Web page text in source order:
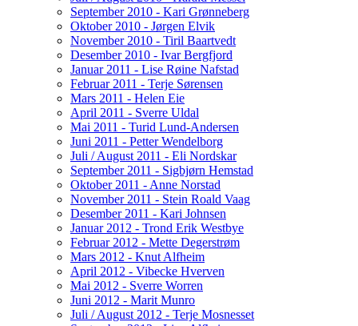
September 2010 - Kari Grønneberg
Oktober 2010 - Jørgen Elvik
November 2010 - Tiril Baartvedt
Desember 2010 - Ivar Bergfjord
Januar 2011 - Lise Røine Nafstad
Februar 2011 - Terje Sørensen
Mars 2011 - Helen Eie
April 2011 - Sverre Uldal
Mai 2011 - Turid Lund-Andersen
Juni 2011 - Petter Wendelborg
Juli / August 2011 - Eli Nordskar
September 2011 - Sigbjørn Hemstad
Oktober 2011 - Anne Norstad
November 2011 - Stein Roald Vaag
Desember 2011 - Kari Johnsen
Januar 2012 - Trond Erik Westbye
Februar 2012 - Mette Degerstrøm
Mars 2012 - Knut Alfheim
April 2012 - Vibecke Hverven
Mai 2012 - Sverre Worren
Juni 2012 - Marit Munro
Juli / August 2012 - Terje Mosnesset